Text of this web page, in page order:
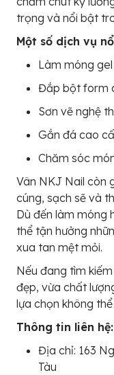
trọng và nổi bật
Một số dịch vụ
Làm móng
Đắp bột form
Sơn vẽ nghệ
Gắn đá cao
Chăm sóc
Vân NKJ Nail còn
cúng, sạch sẽ và
Dù đến làm móng
thể tận hưởng
xua tan mệt mỏi.
Nếu đang tìm
đẹp, vừa chất
lựa chọn không
Thông tin liên hệ:
Địa chỉ: 163
Tàu